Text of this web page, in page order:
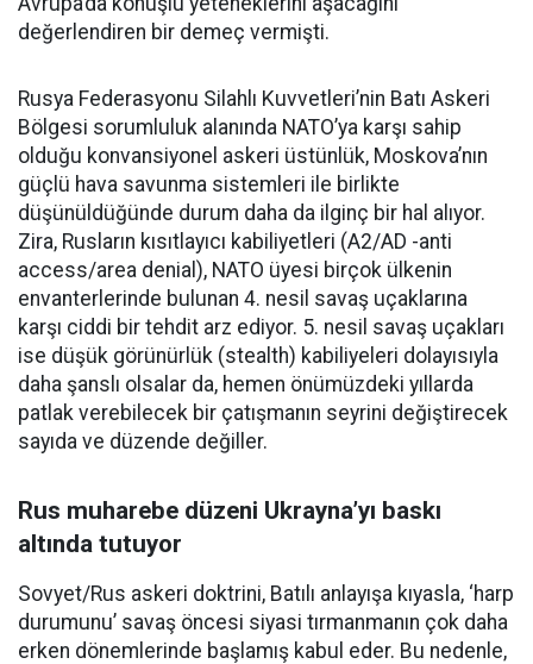
değerlendiren bir demeç vermişti.
Rusya Federasyonu Silahlı Kuvvetleri’nin Batı Askeri
Bölgesi sorumluluk alanında NATO’ya karşı sahip
olduğu konvansiyonel askeri üstünlük, Moskova’nın
güçlü hava savunma sistemleri ile birlikte
düşünüldüğünde durum daha da ilginç bir hal alıyor.
Zira, Rusların kısıtlayıcı kabiliyetleri (A2/AD -anti
access/area denial), NATO üyesi birçok ülkenin
envanterlerinde bulunan 4. nesil savaş uçaklarına
karşı ciddi bir tehdit arz ediyor. 5. nesil savaş uçakları
ise düşük görünürlük (stealth) kabiliyeleri dolayısıyla
daha şanslı olsalar da, hemen önümüzdeki yıllarda
patlak verebilecek bir çatışmanın seyrini değiştirecek
sayıda ve düzende değiller.
Rus muharebe düzeni Ukrayna’yı baskı
altında tutuyor
Sovyet/Rus askeri doktrini, Batılı anlayışa kıyasla, ‘harp
durumunu’ savaş öncesi siyasi tırmanmanın çok daha
erken dönemlerinde başlamış kabul eder. Bu nedenle,